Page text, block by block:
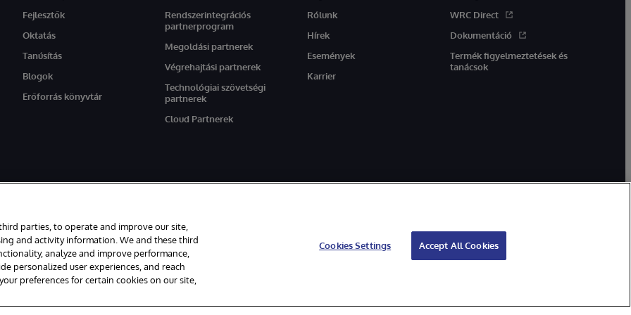
Fejlesztők
Oktatás
Tanúsítás
Blogok
Erőforrás könyvtár
Rendszerintegrációs
partnerprogram
Megoldási partnerek
Végrehajtási partnerek
Technológiai szövetségi
partnerek
Cloud Partnerek
Rólunk
Hírek
Események
Karrier
WRC Direct
Dokumentáció
Termék figyelmeztetések és
tanácsok
az oldal angol nyelvű változata élvez elsőbbséget.
Hozzáférhetőség
parties, to operate and improve our site,
and activity information. We and these third
analyze and improve performance,
personalized user experiences, and reach
preferences for certain cookies on our site,
Cookies Settings Accept All Cookies